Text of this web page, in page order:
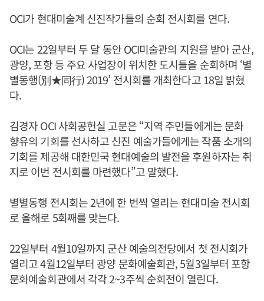
OCI가 현대미술계 신진작가들의 순회 전시회를 연다.
OCI는 22일부터 두 달 동안 OCI미술관의 지원을 받아 군산,
광양, 포항 등 주요 사업장이 위치한 도시들을 순회하며 ‘별
별동행(別★同行) 2019’ 전시회를 개최한다고 18일 밝혔
다.
김경자 OCI 사회공헌실 고문은 “지역 주민들에게는 문화
향유의 기회를 선사하고 신진 예술가들에게는 작품 소개의
기회를 제공해 대한민국 현대예술의 발전을 후원하자는 취
지로 이번 전시회를 마련했다”고 말했다.
별별동행 전시회는 2년에 한 번씩 열리는 현대미술 전시회
로 올해로 5회째를 맞는다.
22일부터 4월10일까지 군산 예술의전당에서 첫 전시회가
열리고 4월12일부터 광양 문화예술회관, 5월3일부터 포항
문화예술회관에서 각각 2~3주씩 순회전이 열린다.